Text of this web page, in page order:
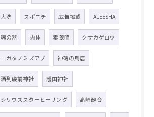
大洗 スポニチ 広告掲載 ALEESHA
魂の器 肉体 素戔嗚 クサカゲロウ
コガタノミズアブ 神磯の鳥居
酒列磯前神社 護国神社
シリウススターヒーリング 高崎観音